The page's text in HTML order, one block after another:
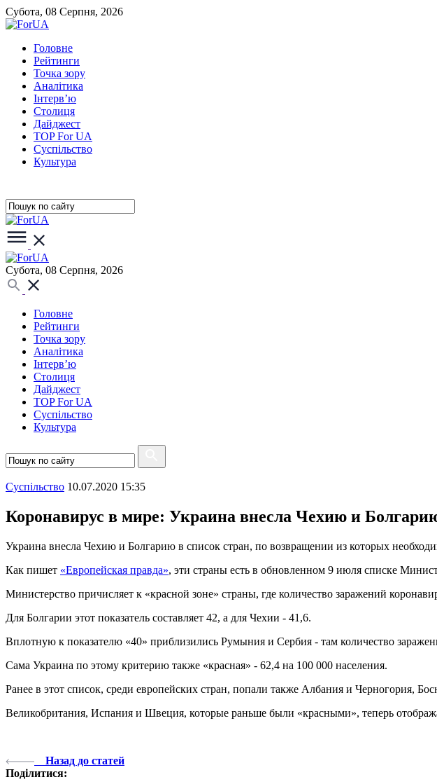
Субота, 08 Серпня, 2026
Головне
Рейтинги
Точка зору
Аналітика
Інтерв’ю
Столиця
Дайджест
TOP For UA
Суспiльство
Культура
Субота, 08 Серпня, 2026
Головне
Рейтинги
Точка зору
Аналітика
Інтерв’ю
Столиця
Дайджест
TOP For UA
Суспiльство
Культура
Суспiльство 10.07.2020 15:35
Коронавирус в мире: Украина внесла Чехию и
Украина внесла Чехию и Болгарию в список стран, по возвращении из которых
Как пишет «Европейская правда», эти страны есть в обновленном 9 июля списке
Министерство причисляет к «красной зоне» страны, где количество заражений
Для Болгарии этот показатель составляет 42, а для Чехии - 41,6.
Вплотную к показателю «40» приблизились Румыния и Сербия - там количество
Сама Украина по этому критерию также «красная» - 62,4 на 100 000 населения.
Ранее в этот список, среди европейских стран, попали также Албания и Черногория,
Великобритания, Испания и Швеция, которые раньше были «красными», теперь
Назад до статей
Поділитися: